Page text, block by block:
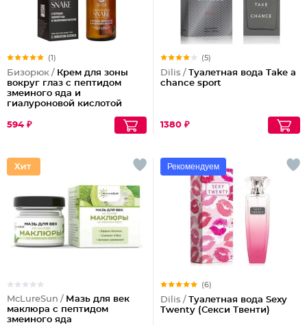
(1)
Бизорюк / Крем для зоны
вокруг глаз с пептидом
змеиного яда и
гиалуроновой кислотой
594 ₽
(5)
Dilis / Туалетная вода Take a
chance sport
1380 ₽
McLureSun / Мазь для век
маклюра с пептидом
змеиного яда
Рекомендуем
(6)
Dilis / Туалетная вода Sexy
Twenty (Секси Твенти)